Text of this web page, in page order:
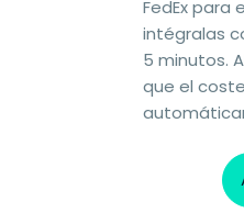
FedEx para
intégralas
5 minutos.
que el